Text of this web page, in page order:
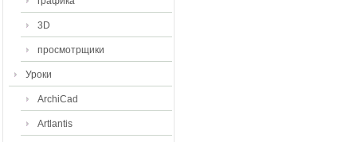
3D
просмотрщики
Уроки
ArchiCad
Artlantis